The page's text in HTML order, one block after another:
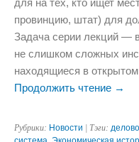
для на тех, кто ищет
провинцию, штат) для
Задача серии лекций —
не слишком сложных
находящиеся в
Продолжить чтение →
Рубрики: Новости | Тэги: